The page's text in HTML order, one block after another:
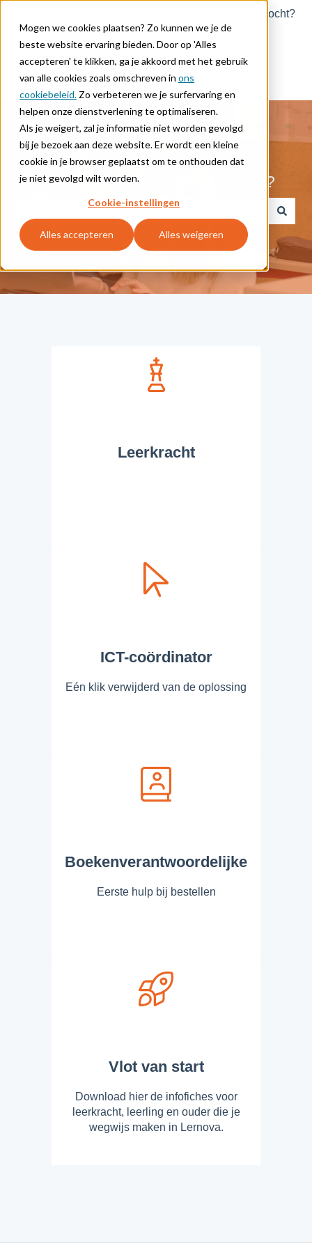
Mogen we cookies plaatsen? Zo kunnen we je de
beste website ervaring bieden. Door op 'Alles
accepteren' te klikken, ga je akkoord met het gebruik
van alle cookies zoals omschreven in ons
cookiebeleid. Zo verbeteren we je surfervaring en
helpen onze dienstverlening te optimaliseren.
Als je weigert, zal je informatie niet worden gevolgd
bij je bezoek aan deze website. Er wordt een kleine
cookie in je browser geplaatst om te onthouden dat
je niet gevolgd wilt worden.
Cookie-instellingen
Alles accepteren Alles weigeren
Niet gevonden wat je zocht?
Welkom. Hoe kunnen we je helpen?
Er zijn geen suggesties want het zoekveld is leeg.
Leerkracht
ICT-coördinator
Eén klik verwijderd van de oplossing
Boekenverantwoordelijke
Eerste hulp bij bestellen
Vlot van start
Download hier de infofiches voor
leerkracht, leerling en ouder die je
wegwijs maken in Lernova.